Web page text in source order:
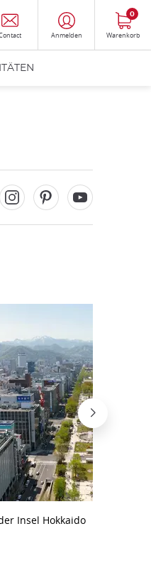
Anmelden Warenkorb
0
Insel Hokkaido